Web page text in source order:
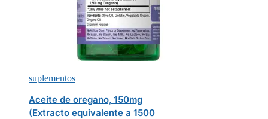
suplementos
Aceite de oregano, 150mg
(Extracto equivalente a 1500